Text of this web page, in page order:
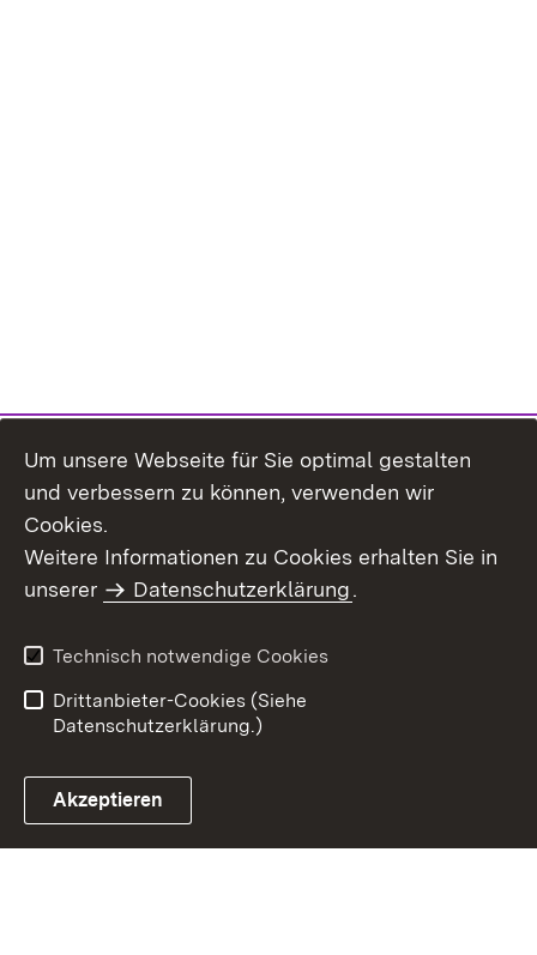
Um unsere Webseite für Sie optimal gestalten
und verbessern zu können, verwenden wir
Cookies.
Weitere Informationen zu Cookies erhalten Sie in
unserer
Datenschutzerklärung.
Technisch notwendige Cookies
Drittanbieter-Cookies (Siehe
Datenschutzerklärung.)
Akzeptieren